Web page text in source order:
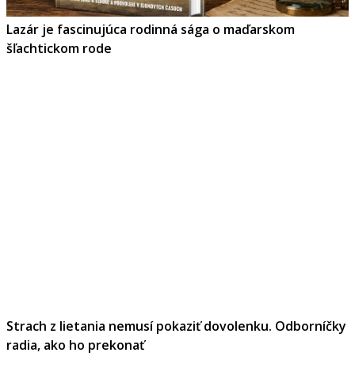
Lazár je fascinujúca rodinná sága o maďarskom
šľachtickom rode
Strach z lietania nemusí pokaziť dovolenku. Odborníčky
radia, ako ho prekonať